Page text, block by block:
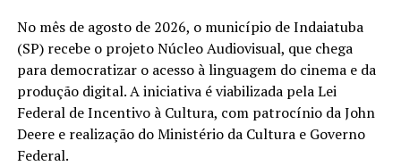
No mês de agosto de 2026, o município de Indaiatuba
(SP) recebe o projeto Núcleo Audiovisual, que chega
para democratizar o acesso à linguagem do cinema e da
produção digital. A iniciativa é viabilizada pela Lei
Federal de Incentivo à Cultura, com patrocínio da John
Deere e realização do Ministério da Cultura e Governo
Federal.